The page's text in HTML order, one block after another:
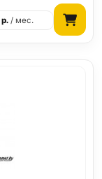
р. / мес.